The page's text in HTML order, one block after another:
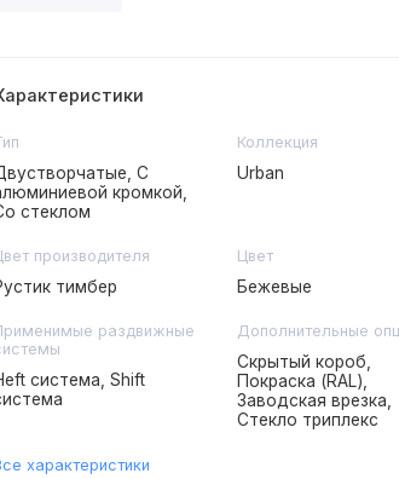
С
кромкой,
стеклом
Коллекция
Urban
производителя
тимбер
Цвет
Бежевые
раздвижные
система, Shift
Дополнительные
Скрытый короб,
Покраска (RAL),
Заводская врезка,
Стекло триплекс
характеристики